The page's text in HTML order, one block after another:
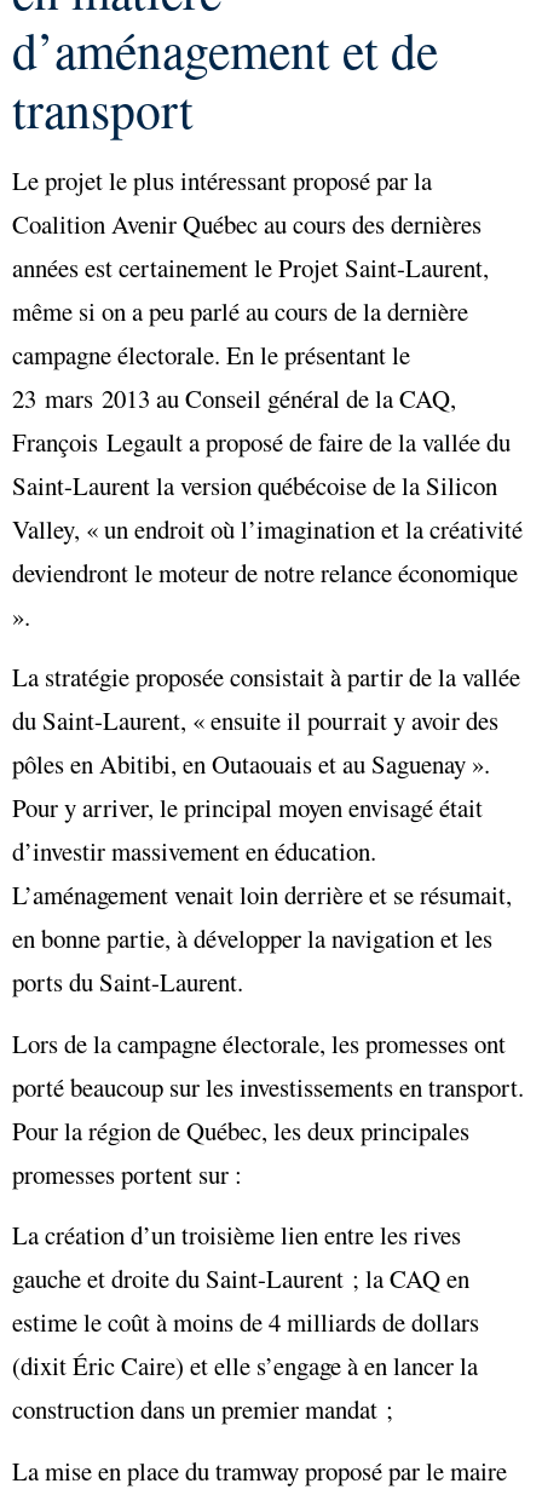
d’aménagement et de
transport
Le projet le plus intéressant proposé par la
Coalition Avenir Québec au cours des dernières
années est certainement le Projet Saint-Laurent,
même si on a peu parlé au cours de la dernière
campagne électorale. En le présentant le
23 mars 2013 au Conseil général de la CAQ,
François Legault a proposé de faire de la vallée du
Saint-Laurent la version québécoise de la Silicon
Valley, « un endroit où l’imagination et la créativité
deviendront le moteur de notre relance économique
».
La stratégie proposée consistait à partir de la vallée
du Saint-Laurent, « ensuite il pourrait y avoir des
pôles en Abitibi, en Outaouais et au Saguenay ».
Pour y arriver, le principal moyen envisagé était
d’investir massivement en éducation.
L’aménagement venait loin derrière et se résumait,
en bonne partie, à développer la navigation et les
ports du Saint-Laurent.
Lors de la campagne électorale, les promesses ont
porté beaucoup sur les investissements en transport.
Pour la région de Québec, les deux principales
promesses portent sur :
La création d’un troisième lien entre les rives
gauche et droite du Saint-Laurent ; la CAQ en
estime le coût à moins de 4 milliards de dollars
(dixit Éric Caire) et elle s’engage à en lancer la
construction dans un premier mandat ;
La mise en place du tramway proposé par le maire